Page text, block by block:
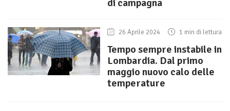
di campagna
26 Aprile 2024 1 min di lettura
Tempo sempre instabile in
Lombardia. Dal primo
maggio nuovo calo delle
temperature